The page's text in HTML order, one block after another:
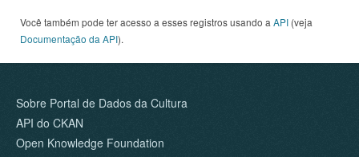
Você também pode ter acesso a esses registros usando a API (veja
Documentação da API).
Sobre Portal de Dados da Cultura
API do CKAN
Open Knowledge Foundation